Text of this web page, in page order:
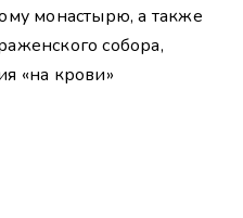
монастырю, а также
собора,
«на крови»